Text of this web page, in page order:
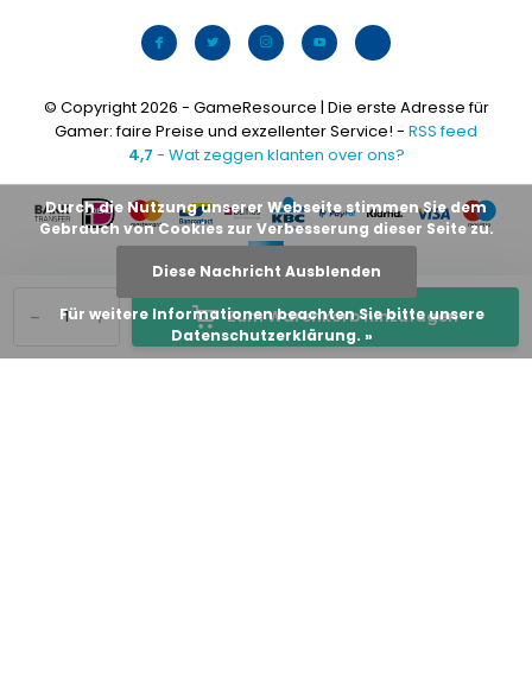
+
- Zum Warenkorb hinzufügen
© Copyright 2026 - GameResource | Die erste Adresse für
Gamer: faire Preise und exzellenter Service! - RSS feed
4,7 - Wat zeggen klanten over ons?
Durch die Nutzung unserer Webseite stimmen Sie dem
Gebrauch von Cookies zur Verbesserung dieser Seite zu.
Diese Nachricht Ausblenden
Für weitere Informationen beachten Sie bitte unsere
Datenschutzerklärung. »